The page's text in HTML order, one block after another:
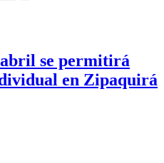
abril se permitirá
en Zipaquirá